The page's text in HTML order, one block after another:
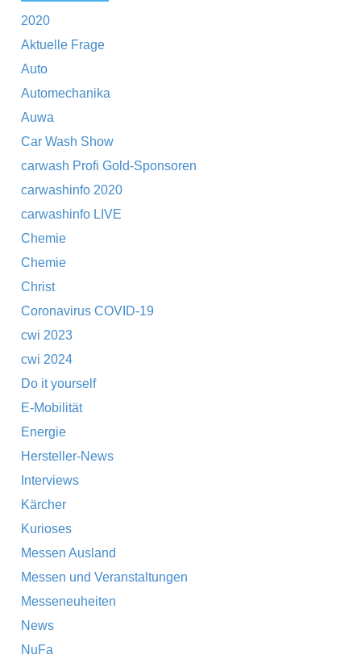
2020
Aktuelle Frage
Auto
Automechanika
Auwa
Car Wash Show
carwash Profi Gold-Sponsoren
carwashinfo 2020
carwashinfo LIVE
Chemie
Chemie
Christ
Coronavirus COVID-19
cwi 2023
cwi 2024
Do it yourself
E-Mobilität
Energie
Hersteller-News
Interviews
Kärcher
Kurioses
Messen Ausland
Messen und Veranstaltungen
Messeneuheiten
News
NuFa